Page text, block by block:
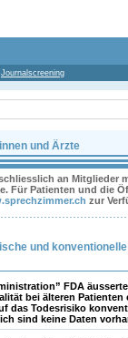
Journalscreening
und Ärzte
an Mitglieder
Für Patienten und die
zur
und
FDA
bei älteren Patienten
das Todesrisiko
sind keine Daten